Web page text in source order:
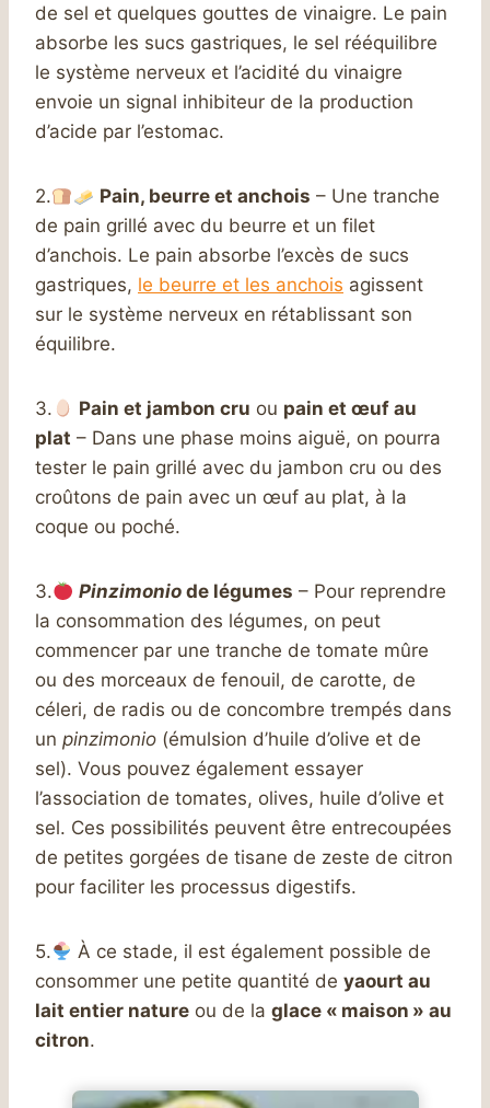
de sel et quelques gouttes de vinaigre. Le pain
absorbe les sucs gastriques, le sel rééquilibre
le système nerveux et l’acidité du vinaigre
envoie un signal inhibiteur de la production
d’acide par l’estomac.
2. Pain, beurre et anchois – Une tranche
de pain grillé avec du beurre et un filet
d’anchois. Le pain absorbe l’excès de sucs
gastriques, le beurre et les anchois agissent
sur le système nerveux en rétablissant son
équilibre.
3. Pain et jambon cru ou pain et œuf au
plat – Dans une phase moins aiguë, on pourra
tester le pain grillé avec du jambon cru ou des
croûtons de pain avec un œuf au plat, à la
coque ou poché.
3. Pinzimonio de légumes – Pour reprendre
la consommation des légumes, on peut
commencer par une tranche de tomate mûre
ou des morceaux de fenouil, de carotte, de
céleri, de radis ou de concombre trempés dans
un pinzimonio (émulsion d’huile d’olive et de
sel). Vous pouvez également essayer
l’association de tomates, olives, huile d’olive et
sel. Ces possibilités peuvent être entrecoupées
de petites gorgées de tisane de zeste de citron
pour faciliter les processus digestifs.
5.
À ce stade, il est également possible de
consommer une petite quantité de yaourt au
lait entier nature ou de la glace « maison » au
citron.